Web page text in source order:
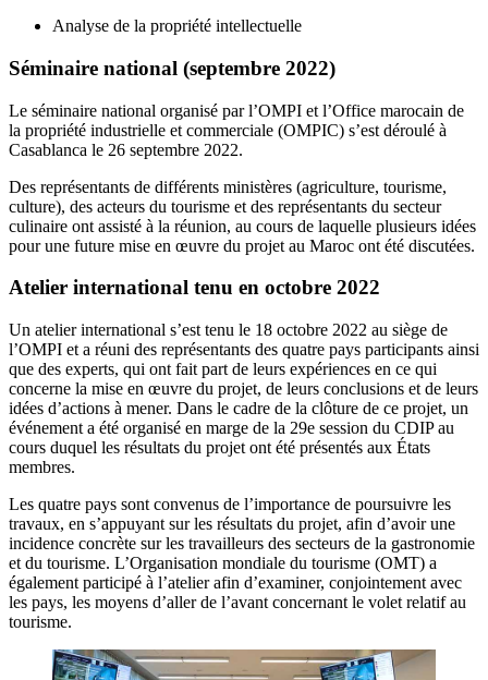
Analyse de la propriété intellectuelle
Séminaire national (septembre 2022)
Le séminaire national organisé par l’OMPI et l’Office marocain de
la propriété industrielle et commerciale (OMPIC) s’est déroulé à
Casablanca le 26 septembre 2022.
Des représentants de différents ministères (agriculture, tourisme,
culture), des acteurs du tourisme et des représentants du secteur
culinaire ont assisté à la réunion, au cours de laquelle plusieurs idées
pour une future mise en œuvre du projet au Maroc ont été discutées.
Atelier international tenu en octobre 2022
Un atelier international s’est tenu le 18 octobre 2022 au siège de
l’OMPI et a réuni des représentants des quatre pays participants ainsi
que des experts, qui ont fait part de leurs expériences en ce qui
concerne la mise en œuvre du projet, de leurs conclusions et de leurs
idées d’actions à mener. Dans le cadre de la clôture de ce projet, un
événement a été organisé en marge de la 29e session du CDIP au
cours duquel les résultats du projet ont été présentés aux États
membres.
Les quatre pays sont convenus de l’importance de poursuivre les
travaux, en s’appuyant sur les résultats du projet, afin d’avoir une
incidence concrète sur les travailleurs des secteurs de la gastronomie
et du tourisme. L’Organisation mondiale du tourisme (OMT) a
également participé à l’atelier afin d’examiner, conjointement avec
les pays, les moyens d’aller de l’avant concernant le volet relatif au
tourisme.